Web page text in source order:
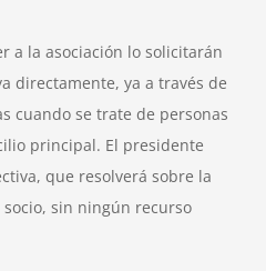
a la asociación lo solicitarán
directamente, ya a través de
cuando se trate de personas
principal. El presidente
que resolverá sobre la
sin ningún recurso